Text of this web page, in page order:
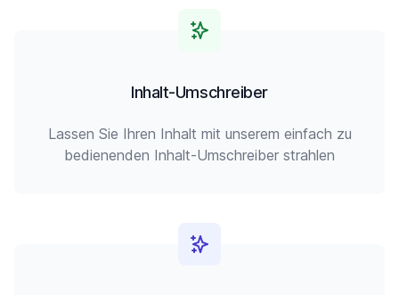
Inhalt-Umschreiber
Lassen Sie Ihren Inhalt mit unserem einfach zu
bedienenden Inhalt-Umschreiber strahlen